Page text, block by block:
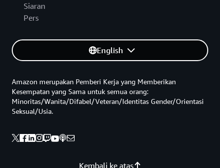
Siaran
Pers
English
Kembali ke atas
Amazon merupakan Pemberi Kerja yang Memberikan
Kesempatan yang Sama untuk semua orang:
Minoritas/Wanita/Difabel/Veteran/Identitas Gender/Orientasi
Seksual/Usia.